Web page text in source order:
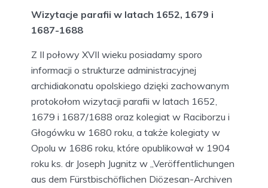
Wizytacje parafii w latach 1652, 1679 i
1687-1688
Z II połowy XVII wieku posiadamy sporo
informacji o strukturze administracyjnej
archidiakonatu opolskiego dzięki zachowanym
protokołom wizytacji parafii w latach 1652,
1679 i 1687/1688 oraz kolegiat w Raciborzu i
Głogówku w 1680 roku, a także kolegiaty w
Opolu w 1686 roku, które opublikował w 1904
roku ks. dr Joseph Jugnitz w „Veröffentlichungen
aus dem Fürstbischöflichen Diözesan-Archiven